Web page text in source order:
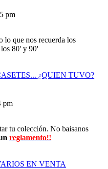
pm
lo que nos recuerda los
los 80' y 90'
¿QUIEN TUVO?
pm
tu colección. No baisanos
reglamento!!
EN VENTA